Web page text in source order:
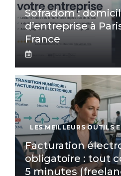
Sofradom :
d’entreprise à
France
LES MEILLEURS OUTILS
Facturation
obligatoire : tout
5 minutes